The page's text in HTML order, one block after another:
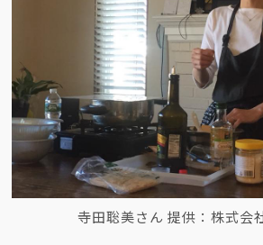
寺田聡美さん 提供：株式会